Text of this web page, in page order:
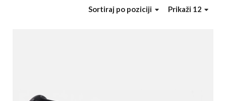
Prikaži 12
Sortiraj po poziciji